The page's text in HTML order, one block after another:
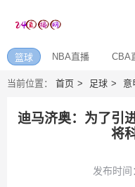
篮球 NBA直播 CBA
当前位置： 首页 足球 意
迪马济奥：为了引
将
发布时